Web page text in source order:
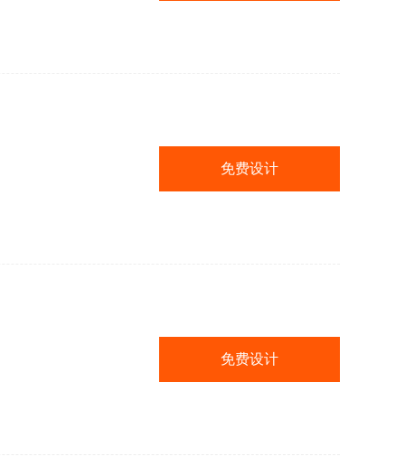
免费设计
免费设计